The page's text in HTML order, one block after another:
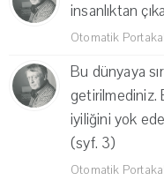
insanlıktan
Otomatik Portakal
Bu dünyaya
getirilmediniz.
iyiliğini yok
(syf. 3)
Otomatik Portakal